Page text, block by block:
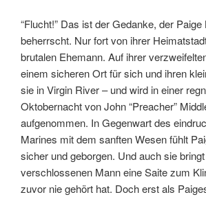
“Flucht!” Das ist der Gedanke, der
beherrscht. Nur fort von ihrer
brutalen Ehemann. Auf ihrer
einem sicheren Ort für sich und ihren
sie in Virgin River – und wird in einer
Oktobernacht von John “Preacher”
aufgenommen. In Gegenwart des
Marines mit dem sanften Wesen fühlt
sicher und geborgen. Und auch sie
verschlossenen Mann eine Saite zum
zuvor nie gehört hat. Doch erst als